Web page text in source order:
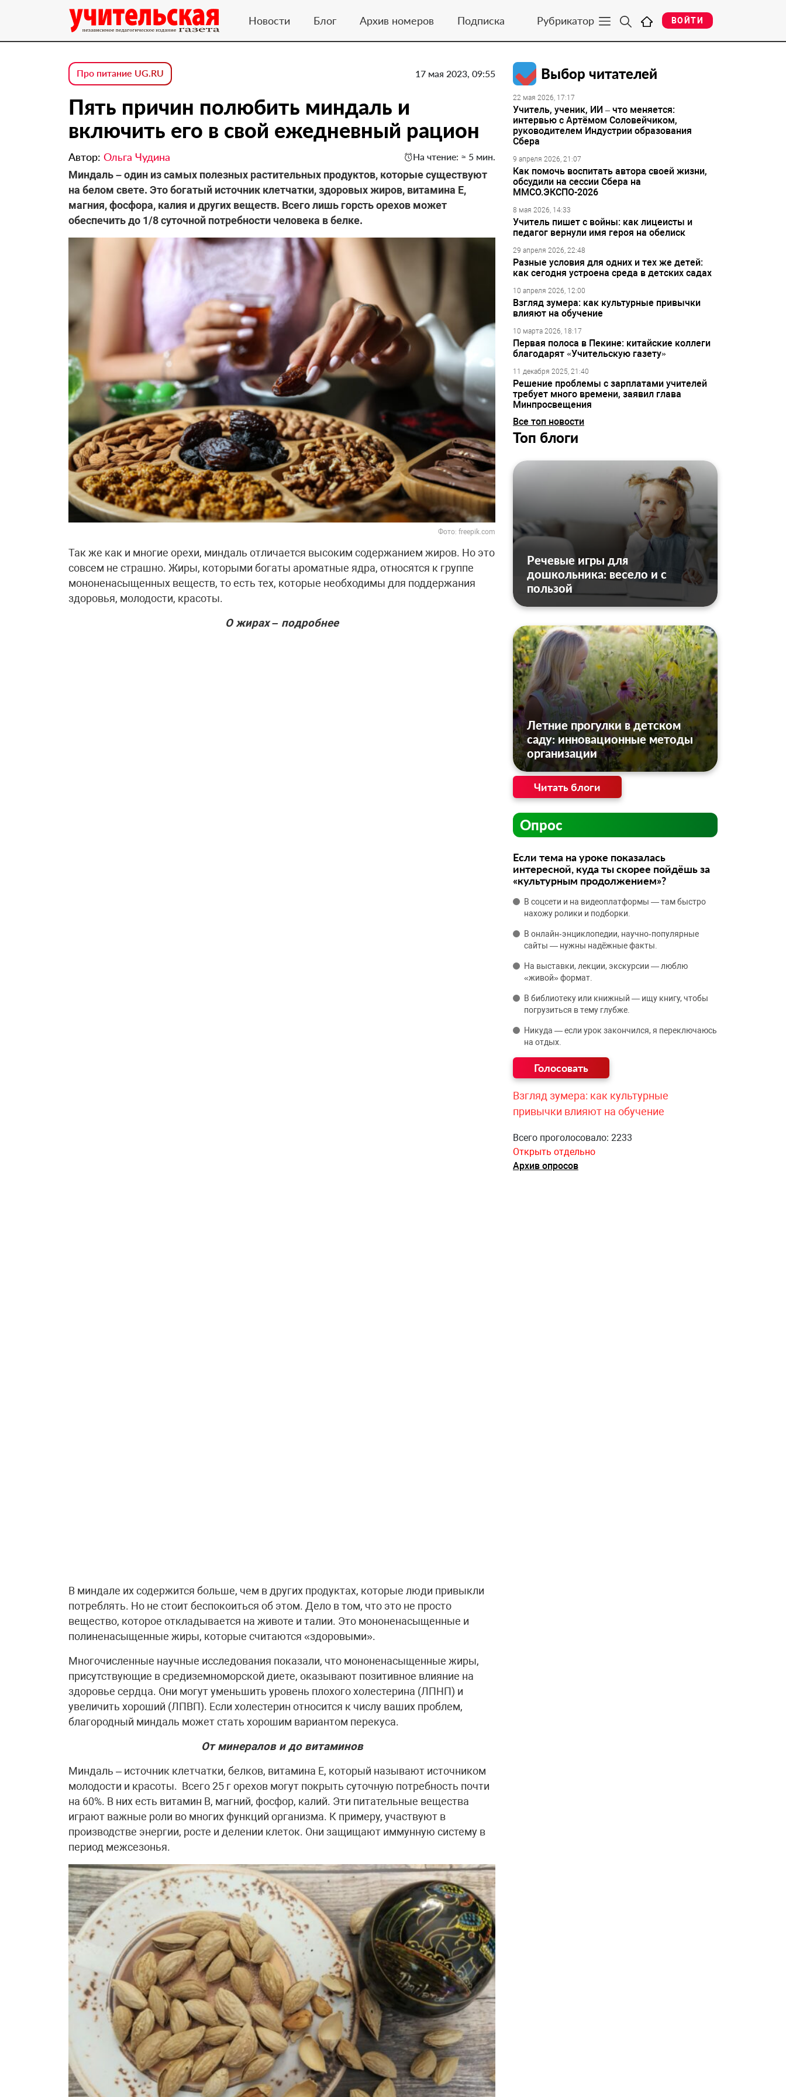
Новости Блог Архив номеров Подписка Рубрикатор ВОЙТИ
Про питание UG.RU 17 мая 2023, 09:55
Пять причин полюбить миндаль и
включить его в свой ежедневный рацион
Автор: Ольга Чудина На чтение: ≈ 5 мин.
Миндаль – один из самых полезных растительных продуктов, которые существуют
на белом свете. Это богатый источник клетчатки, здоровых жиров, витамина E,
магния, фосфора, калия и других веществ. Всего лишь горсть орехов может
обеспечить до 1/8 суточной потребности человека в белке.
Фото: freepik.com
Так же как и многие орехи, миндаль отличается высоким содержанием жиров. Но это
совсем не страшно. Жиры, которыми богаты ароматные ядра, относятся к группе
мононенасыщенных веществ, то есть тех, которые необходимы для поддержания
здоровья, молодости, красоты.
О жирах – подробнее
В миндале их содержится больше, чем в других продуктах, которые люди привыкли
потреблять. Но не стоит беспокоиться об этом. Дело в том, что это не просто
вещество, которое откладывается на животе и талии. Это мононенасыщенные и
полиненасыщенные жиры, которые считаются «здоровыми».
Многочисленные научные исследования показали, что мононенасыщенные жиры,
присутствующие в средиземноморской диете, оказывают позитивное влияние на
здоровье сердца. Они могут уменьшить уровень плохого холестерина (ЛПНП) и
увеличить хороший (ЛПВП). Если холестерин относится к числу ваших проблем,
благородный миндаль может стать хорошим вариантом перекуса.
От минералов и до витаминов
Миндаль – источник клетчатки, белков, витамина E, который называют источником
молодости и красоты. Всего 25 г орехов могут покрыть суточную потребность почти
на 60%. В них есть витамин B, магний, фосфор, калий. Эти питательные вещества
играют важные роли во многих функций организма. К примеру, участвуют в
производстве энергии, росте и делении клеток. Они защищают иммунную систему в
период межсезонья.
Выбор читателей
22 мая 2026, 17:17
Учитель, ученик, ИИ – что меняется:
интервью с Артёмом Соловейчиком,
руководителем Индустрии образования
Сбера
9 апреля 2026, 21:07
Как помочь воспитать автора своей жизни,
обсудили на сессии Сбера на
ММСО.ЭКСПО-2026
8 мая 2026, 14:33
Учитель пишет с войны: как лицеисты и
педагог вернули имя героя на обелиск
29 апреля 2026, 22:48
Разные условия для одних и тех же детей:
как сегодня устроена среда в детских садах
10 апреля 2026, 12:00
Взгляд зумера: как культурные привычки
влияют на обучение
10 марта 2026, 18:17
Первая полоса в Пекине: китайские коллеги
благодарят «Учительскую газету»
11 декабря 2025, 21:40
Решение проблемы с зарплатами учителей
требует много времени, заявил глава
Минпросвещения
Все топ новости
Топ блоги
Речевые игры для
дошкольника: весело и с
пользой
Летние прогулки в детском
саду: инновационные методы
организации
Читать блоги
Опрос
Если тема на уроке показалась
интересной, куда ты скорее пойдёшь за
«культурным продолжением»?
В соцсети и на видеоплатформы — там быстро
нахожу ролики и подборки.
В онлайн‑энциклопедии, научно‑популярные
сайты — нужны надёжные факты.
На выставки, лекции, экскурсии — люблю
«живой» формат.
В библиотеку или книжный — ищу книгу, чтобы
погрузиться в тему глубже.
Никуда — если урок закончился, я переключаюсь
на отдых.
Взгляд зумера: как культурные
привычки влияют на обучение
Всего проголосовало: 2233
Открыть отдельно
Архив опросов